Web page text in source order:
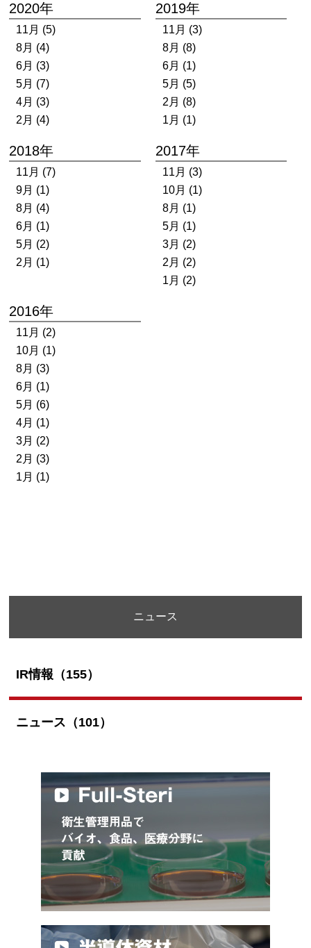
2020年
11月 (5)
8月 (4)
6月 (3)
5月 (7)
4月 (3)
2月 (4)
2019年
11月 (3)
8月 (8)
6月 (1)
5月 (5)
2月 (8)
1月 (1)
2018年
11月 (7)
9月 (1)
8月 (4)
6月 (1)
5月 (2)
2月 (1)
2017年
11月 (3)
10月 (1)
8月 (1)
5月 (1)
3月 (2)
2月 (2)
1月 (2)
2016年
11月 (2)
10月 (1)
8月 (3)
6月 (1)
5月 (6)
4月 (1)
3月 (2)
2月 (3)
1月 (1)
ニュース
IR情報（155）
ニュース（101）